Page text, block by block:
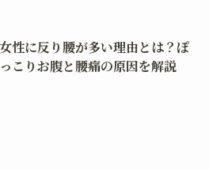
女性に反り腰が多い理由とは？ぽ
っこりお腹と腰痛の原因を解説